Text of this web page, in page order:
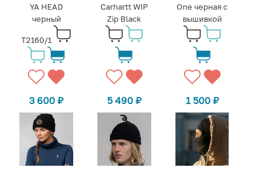
YA HEAD
черный
T2160/1
3 600₽
Carhartt WIP
Zip Black
5 490 ₽
One черная с
вышивкой
1 500 ₽